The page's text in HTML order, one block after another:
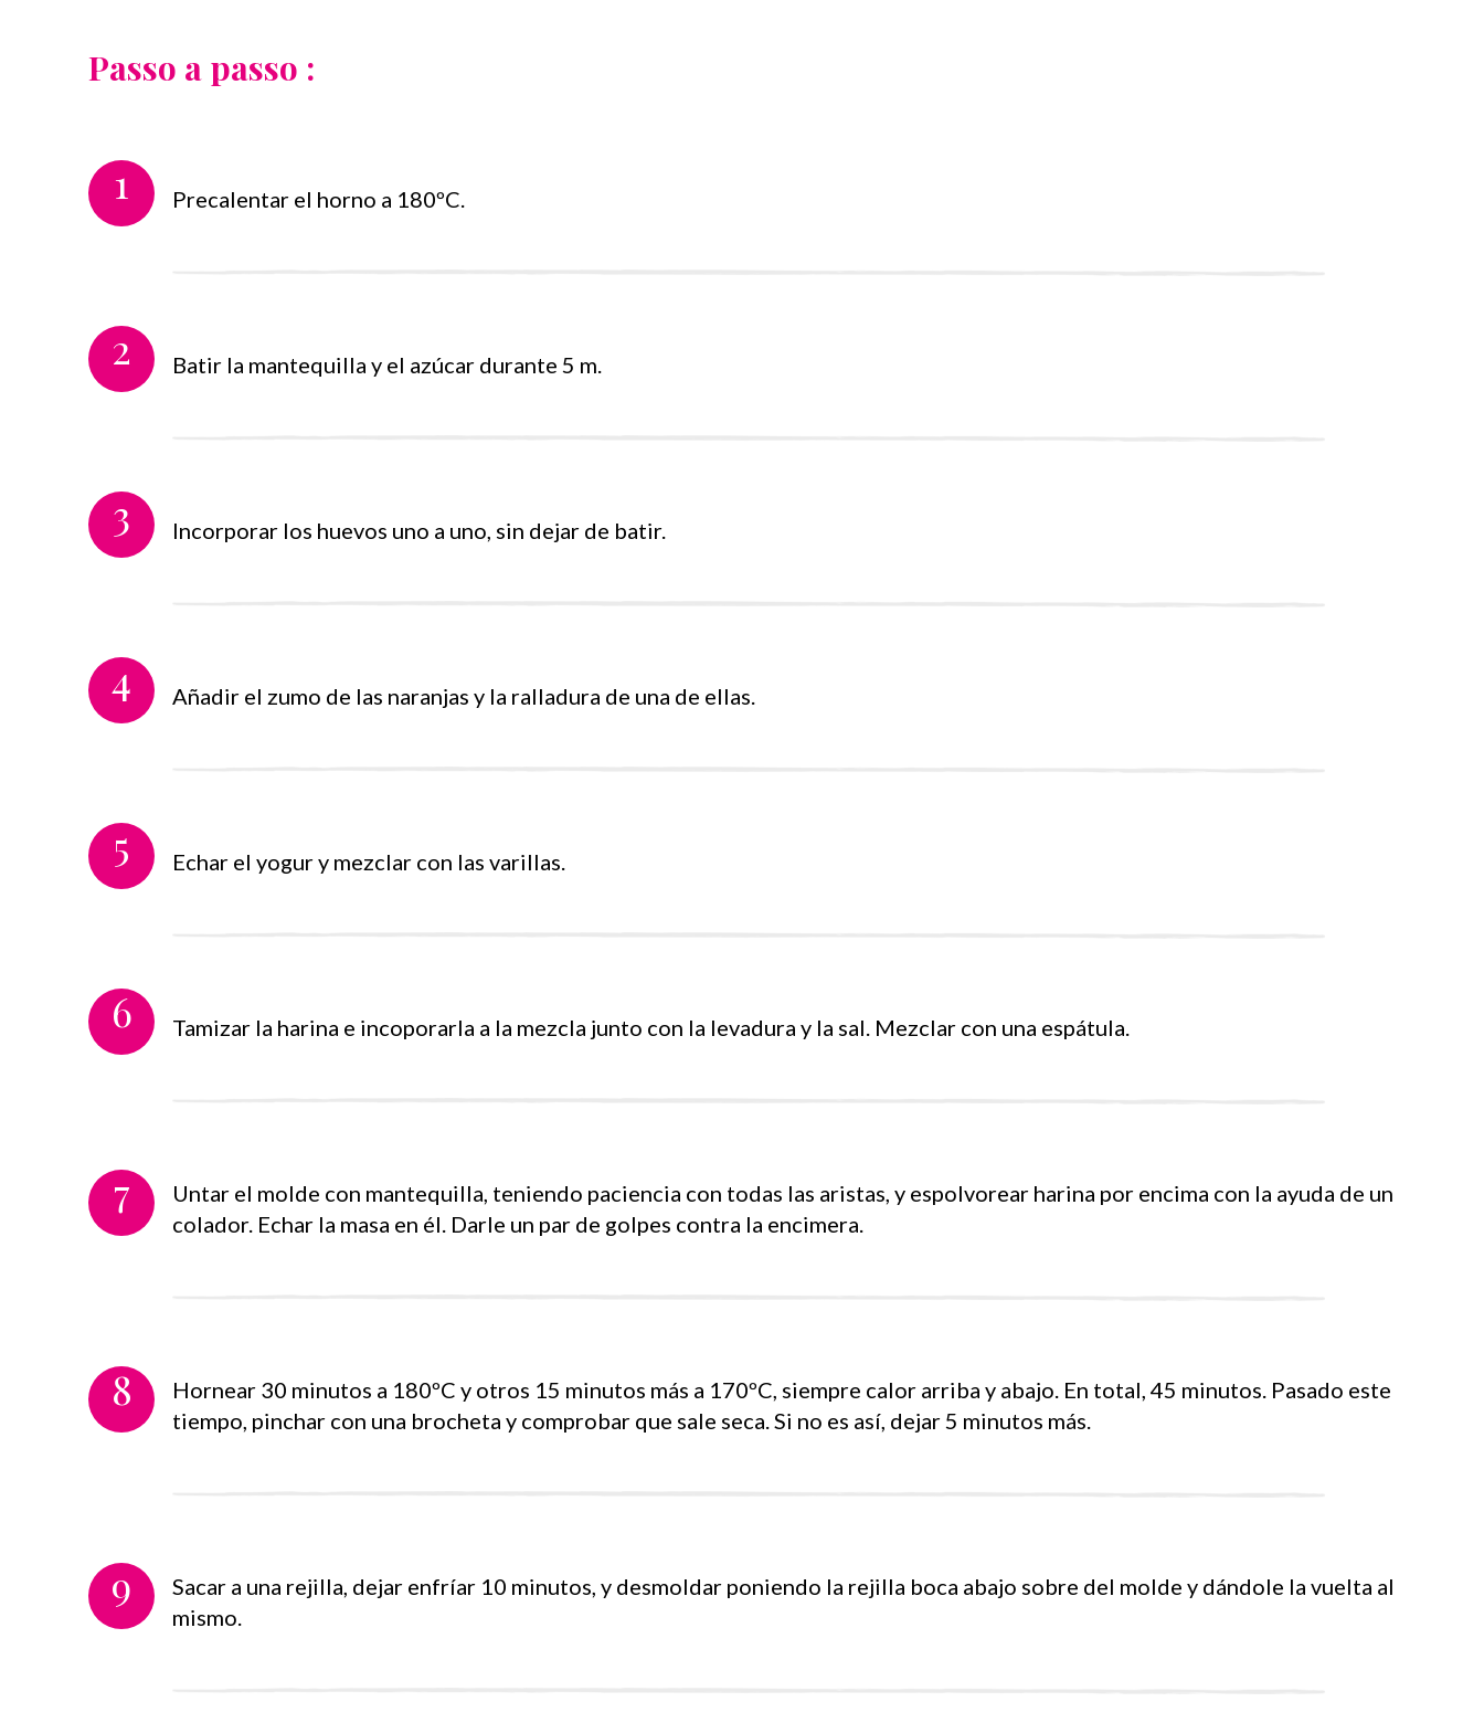
Passo a passo :
1 Precalentar el horno a 180ºC.
2 Batir la mantequilla y el azúcar durante 5 m.
3 Incorporar los huevos uno a uno, sin dejar de batir.
4 Añadir el zumo de las naranjas y la ralladura de una de ellas.
5 Echar el yogur y mezclar con las varillas.
6 Tamizar la harina e incoporarla a la mezcla junto con la levadura y la sal. Mezclar con una espátula.
7
Untar el molde con mantequilla, teniendo paciencia con todas las aristas, y espolvorear harina por encima con la ayuda de un
colador. Echar la masa en él. Darle un par de golpes contra la encimera.
8
Hornear 30 minutos a 180ºC y otros 15 minutos más a 170ºC, siempre calor arriba y abajo. En total, 45 minutos. Pasado este
tiempo, pinchar con una brocheta y comprobar que sale seca. Si no es así, dejar 5 minutos más.
9
Sacar a una rejilla, dejar enfríar 10 minutos, y desmoldar poniendo la rejilla boca abajo sobre del molde y dándole la vuelta al
mismo.